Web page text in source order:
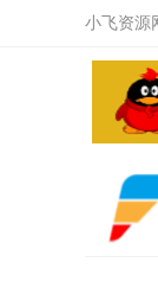
小飞资源